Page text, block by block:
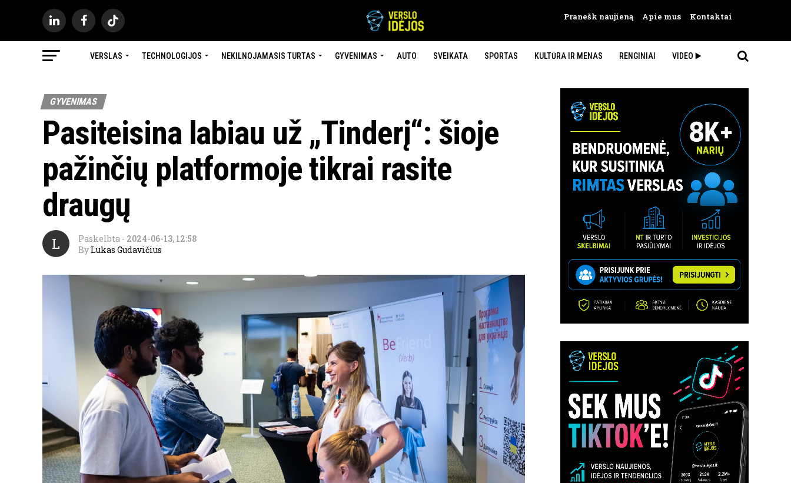
Pranešk naujieną Apie mus Kontaktai
VERSLAS TECHNOLOGIJOS NEKILNOJAMASIS TURTAS GYVENIMAS AUTO SVEIKATA SPORTAS KULTŪRA IR MENAS RENGINIAI VIDEO ▶️
GYVENIMAS
Pasiteisina labiau už „Tinderį“: šioje
pažinčių platformoje tikrai rasite
draugų
L Paskelbta - 2024-06-13, 12:58
By Lukas Gudavičius